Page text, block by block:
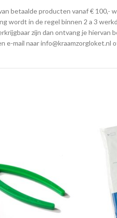
betaalde producten vanaf €
wordt in de regel binnen 2 a 3
zijn dan ontvang je
mail naar info@kraamzorgloket.nl